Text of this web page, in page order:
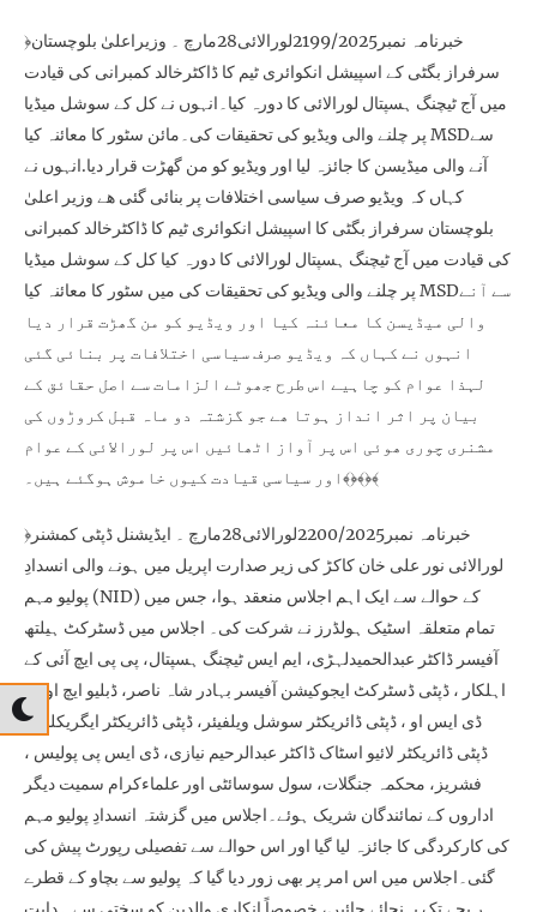
﴿خبرنامہ نمبر2199/2025لورالائی28مارچ ۔ وزیراعلیٰ بلوچستان
سرفراز بگٹی کے اسپیشل انکوائری ٹیم کا ڈاکٹرخالد کمبرانی کی قیادت
میں آج ٹیچنگ ہسپتال لورالائی کا دورہ کیا۔انہوں نے کل کے سوشل میڈیا
پر چلنے والی ویڈیو کی تحقیقات کی۔مائن سٹور کا معائنہ کیا MSDسے
آنے والی میڈیسن کا جائزہ لیا اور ویڈیو کو من گھڑت قرار دیا.انہوں نے
کہاں کہ ویڈیو صرف سیاسی اختلافات پر بنائی گئی ھے وزیر اعلیٰ
بلوچستان سرفراز بگٹی کا اسپیشل انکوائری ٹیم کا ڈاکٹرخالد کمبرانی
کی قیادت میں آج ٹیچنگ ہسپتال لورالائی کا دورہ کیا کل کے سوشل میڈیا
پر چلنے والی ویڈیو کی تحقیقات کی میں سٹور کا معائنہ کیا MSDسے آنے
والی میڈیسن کا معائنہ کیا اور ویڈیو کو من گھڑت قرار دیا
انہوں نے کہاں کہ ویڈیو صرف سیاسی اختلافات پر بنائی گئی
لہذا عوام کو چاہیے اس طرح جھوٹے الزامات سے اصل حقائق کے
بیان پر اثر انداز ہوتا ھے جو گزشتہ دو ماہ قبل کروڑوں کی
مشنری چوری ھوئی اس پر آواز اٹھائیں اس پر لورالائی کے عوام
اور سیاسی قیادت کیوں خاموش ہوگئے ہیں۔﴾﴿﴾﴿﴾
﴿خبرنامہ نمبر2200/2025لورالائی28مارچ ۔ ایڈیشنل ڈپٹی کمشنر
لورالائی نور علی خان کاکڑ کی زیر صدارت اپریل میں ہونے والی انسدادِ
پولیو مہم (NID) کے حوالے سے ایک اہم اجلاس منعقد ہوا، جس میں
تمام متعلقہ اسٹیک ہولڈرز نے شرکت کی۔ اجلاس میں ڈسٹرکٹ ہیلتھ
آفیسر ڈاکٹر عبدالحمیدلہڑی، ایم ایس ٹیچنگ ہسپتال، پی پی ایچ آئی کے
اہلکار ، ڈپٹی ڈسٹرکٹ ایجوکیشن آفیسر بہادر شاہ ناصر، ڈبلیو ایچ او کے
ڈی ایس او ، ڈپٹی ڈائریکٹر سوشل ویلفیئر، ڈپٹی ڈائریکٹر ایگریکلچر،
ڈپٹی ڈائریکٹر لائیو اسٹاک ڈاکٹر عبدالرحیم نیازی، ڈی ایس پی پولیس ،
فشریز، محکمہ جنگلات، سول سوسائٹی اور علماءکرام سمیت دیگر
اداروں کے نمائندگان شریک ہوئے۔اجلاس میں گزشتہ انسدادِ پولیو مہم
کی کارکردگی کا جائزہ لیا گیا اور اس حوالے سے تفصیلی رپورٹ پیش کی
گئی۔اجلاس میں اس امر پر بھی زور دیا گیا کہ پولیو سے بچاو کے قطرے